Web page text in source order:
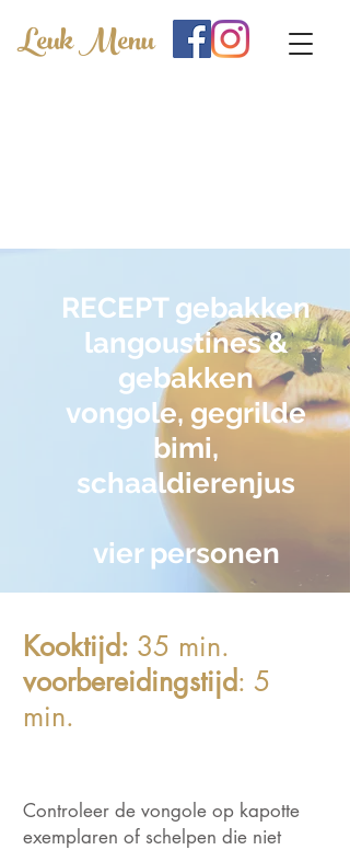
Leuk Menu
Kooktijd: 35 min.
voorbereidingstijd: 5
min.
Controleer de vongole op kapotte
exemplaren of schelpen die niet
RECEPT gebakken
langoustines &
gebakken
vongole, gegrilde
bimi,
schaaldierenjus
vier personen